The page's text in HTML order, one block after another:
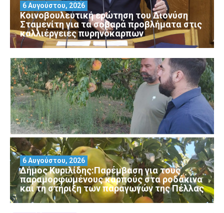
Κοινοβουλευτική ερώτηση του Διονύση
Σταμενίτη για τα σοβαρά προβλήματα στις
καλλιέργειες πυρηνόκαρπων
6 Αυγούστου, 2026
Δήμος Κυριλίδης:Παρέμβαση για τους
παραμορφωμένους καρπούς στα ροδάκινα
και τη στήριξη των παραγωγών της Πέλλας
6 Αυγούστου, 2026